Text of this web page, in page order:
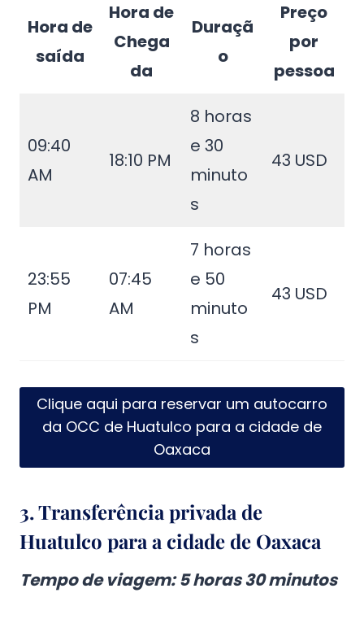
Hora de
saída
Hora de
Chega
da
Duraçã
o
Preço
por
pessoa
09:40
AM
18:10 PM
8 horas
e 30
minuto
s
43 USD
23:55
PM
07:45
AM
7 horas
e 50
minuto
s
43 USD
Clique aqui para reservar um autocarro
da OCC de Huatulco para a cidade de
Oaxaca
3.Transferência privada de
Huatulco para a cidade de Oaxaca
Tempo de viagem: 5 horas 30 minutos